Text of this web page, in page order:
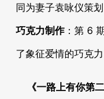
同为妻子袁咏仪策
巧克力制作：第 6
了象征爱情的巧克
《一路上有你第